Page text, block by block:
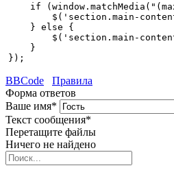
if
$('section.main-content
} else {
$('section.main-content
}
});
BBCode
Правила
Форма ответов
Ваше имя*
Текст сообщения*
Перетащите файлы
Ничего не найдено